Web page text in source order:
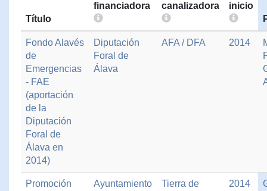
Título
financiadora
canalizadora
inicio
Fondo Alavés
de
Emergencias
- FAE
(aportación
de la
Diputación
Foral de
Álava en
2014)
Diputación
Foral de
Álava
AFA / DFA 2014
Promoción
Ayuntamiento
Tierra de
2014